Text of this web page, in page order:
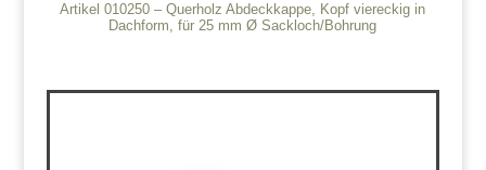
Artikel 010250 – Querholz Abdeckkappe, Kopf viereckig in
Dachform, für 25 mm Ø Sackloch/Bohrung